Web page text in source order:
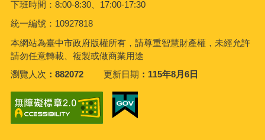
下班時間：8:00-8:30、17:00-17:30
統一編號：10927818
本網站為臺中市政府版權所有，請尊重智慧財產權，未經允許
請勿任意轉載、複製或做商業用途
瀏覽人次
882072 更新日期 115年8月6日